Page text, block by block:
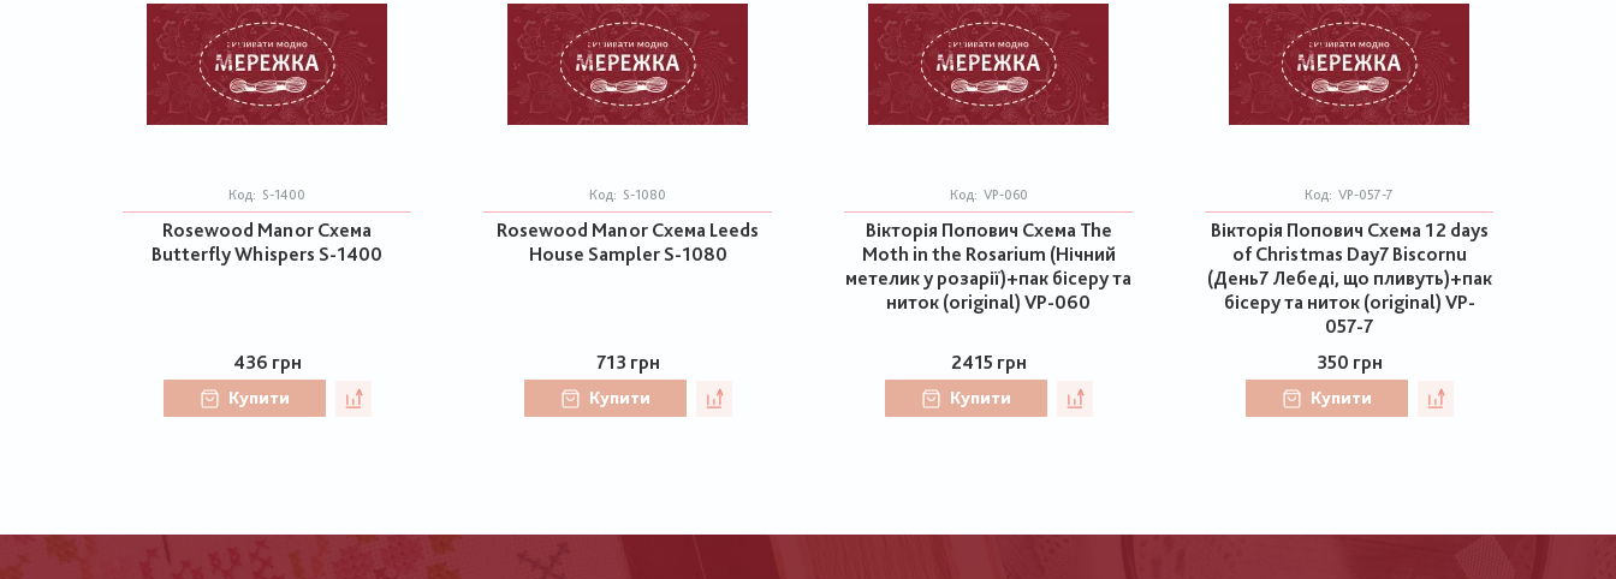
Код: S-1400
Rosewood Manor Схема
Butterfly Whispers S-1400
436 грн
Купити
Код: S-1080
Rosewood Manor Схема Leeds
House Sampler S-1080
713 грн
Купити
Код: VP-060
Вікторія Попович Схема The
Moth in the Rosarium (Нічний
метелик у розарії)+пак бісеру та
ниток (original) VP-060
2415 грн
Купити
Код: VP-057-7
Вікторія Попович Схема 12 days
of Christmas Day7 Biscornu
(День7 Лебеді, що пливуть)+пак
бісеру та ниток (original) VP-
057-7
350 грн
Купити